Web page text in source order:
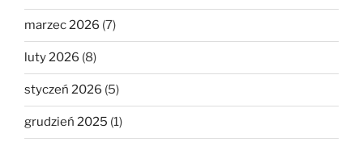
marzec 2026 (7)
luty 2026 (8)
styczeń 2026 (5)
grudzień 2025 (1)